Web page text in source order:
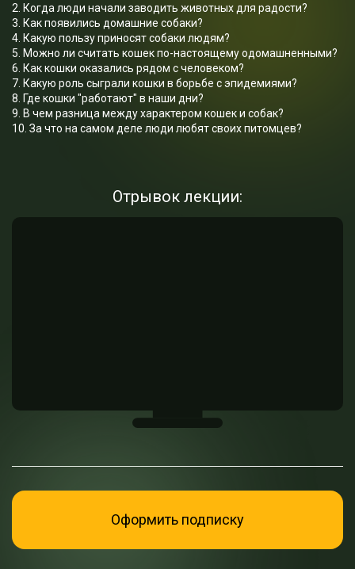
2. Когда люди начали заводить животных для радости?
3. Как появились домашние собаки?
4. Какую пользу приносят собаки людям?
5. Можно ли считать кошек по-настоящему одомашненными?
6. Как кошки оказались рядом с человеком?
7. Какую роль сыграли кошки в борьбе с эпидемиями?
8. Где кошки "работают" в наши дни?
9. В чем разница между характером кошек и собак?
10. За что на самом деле люди любят своих питомцев?
Отрывок лекции:
Оформить подписку